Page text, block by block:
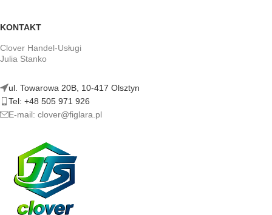
KONTAKT
Clover Handel-Usługi
Julia Stanko
ul. Towarowa 20B, 10-417 Olsztyn
Tel: +48 505 971 926
E-mail: clover@figlara.pl